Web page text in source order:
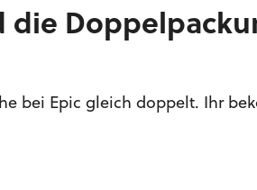
die
bei Epic gleich doppelt. Ihr